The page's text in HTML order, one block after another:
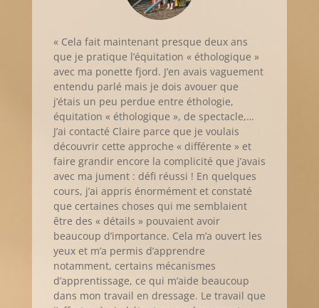
« Cela fait maintenant presque deux ans
que je pratique l’équitation « éthologique »
avec ma ponette fjord. J’en avais vaguement
entendu parlé mais je dois avouer que
j’étais un peu perdue entre éthologie,
équitation « éthologique », de spectacle,…
J’ai contacté Claire parce que je voulais
découvrir cette approche « différente » et
faire grandir encore la complicité que j’avais
avec ma jument : défi réussi ! En quelques
cours, j’ai appris énormément et constaté
que certaines choses qui me semblaient
être des « détails » pouvaient avoir
beaucoup d’importance. Cela m’a ouvert les
yeux et m’a permis d’apprendre
notamment, certains mécanismes
d’apprentissage, ce qui m’aide beaucoup
dans mon travail en dressage. Le travail que